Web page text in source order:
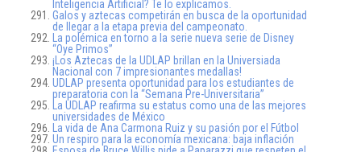
Inteligencia Artificial? Te lo explicamos.
Galos y aztecas competirán en busca de la oportunidad
de llegar a la etapa previa del campeonato.
La polémica en torno a la serie nueva serie de Disney
“Oye Primos”
¡Los Aztecas de la UDLAP brillan en la Universiada
Nacional con 7 impresionantes medallas!
UDLAP presenta oportunidad para los estudiantes de
preparatoria con la “Semana Pre-Universitaria”
La UDLAP reafirma su estatus como una de las mejores
universidades de México
La vida de Ana Carmona Ruiz y su pasión por el Fútbol
Un respiro para la economía mexicana: baja inflación